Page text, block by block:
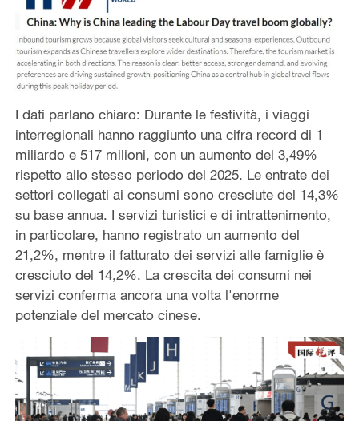
I dati parlano chiaro: Durante le festività, i viaggi
interregionali hanno raggiunto una cifra record di 1
miliardo e 517 milioni, con un aumento del 3,49%
rispetto allo stesso periodo del 2025. Le entrate dei
settori collegati ai consumi sono cresciute del 14,3%
su base annua. I servizi turistici e di intrattenimento,
in particolare, hanno registrato un aumento del
21,2%, mentre il fatturato dei servizi alle famiglie è
cresciuto del 14,2%. La crescita dei consumi nei
servizi conferma ancora una volta l'enorme
potenziale del mercato cinese.